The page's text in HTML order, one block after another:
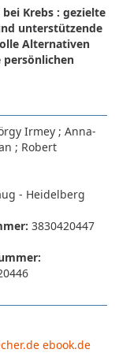
Krebs : gezielte
unterstützende
Alternativen
persönlichen
Irmey ; Anna-
; Robert
- Heidelberg
3830420447
ebook.de